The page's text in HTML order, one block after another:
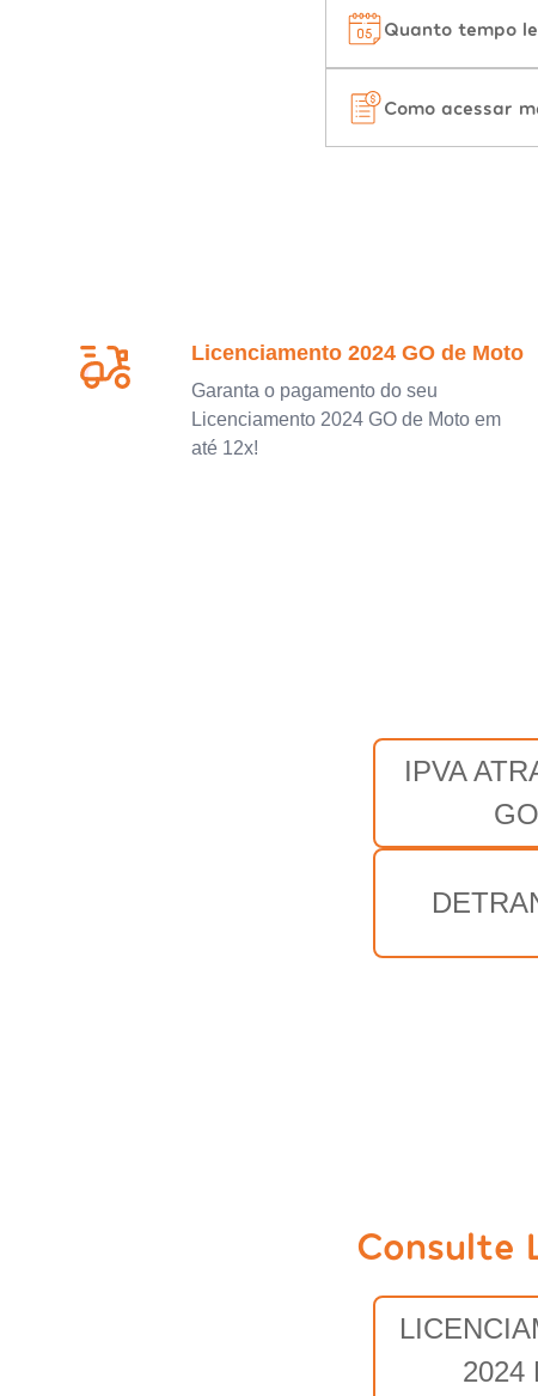
Quanto tempo
Como acessar
Licenciamento 2024 GO de Moto
Garanta o pagamento do seu
Licenciamento 2024 GO de Moto em
até 12x!
IPVA
GO
Consulte
2024